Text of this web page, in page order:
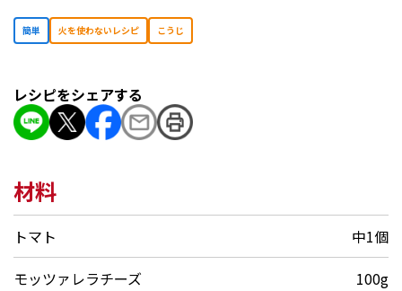
簡単 ⽕を使わないレシピ こうじ
レシピをシェアする
材料
トマト
中1個
モッツァレラチーズ
100g